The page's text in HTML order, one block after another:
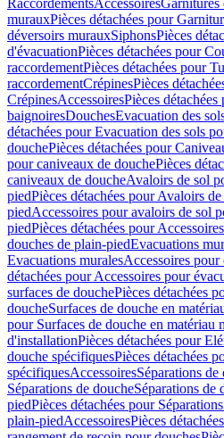
RaccordementsAccessoiresGarnitures
murauxPièces détachées pour
déversoirs murauxSiphonsPièces
d'évacuationPièces détachées pour
raccordementPièces détachées pour
raccordementCrépinesPièces
CrépinesAccessoiresPièces
baignoiresDouchesEvacuation des
détachées pour Evacuation des sols
douchePièces détachées pour
pour caniveaux de douchePièces
caniveaux de doucheAvaloirs de sol
piedPièces détachées pour Avaloirs
piedAccessoires pour avaloirs de sol
piedPièces détachées pour
douches de plain-piedEvacuations
Evacuations muralesAccessoires pour
détachées pour Accessoires pour
surfaces de douchePièces détachées
doucheSurfaces de douche en
pour Surfaces de douche en matériau
d'installationPièces détachées pour
douche spécifiquesPièces détachées
spécifiquesAccessoiresSéparations de
Séparations de doucheSéparations de
piedPièces détachées pour
plain-piedAccessoiresPièces